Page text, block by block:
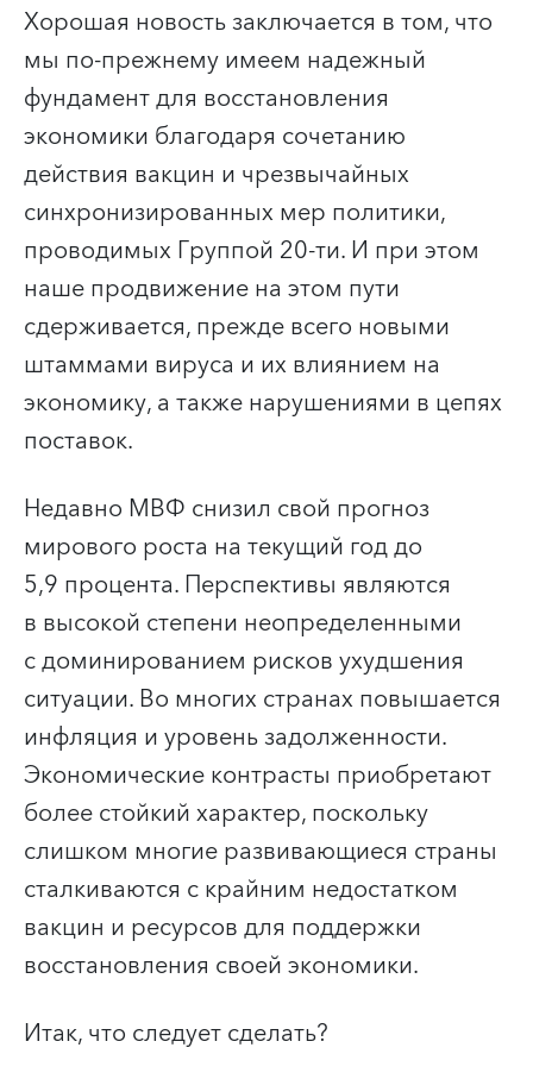
Хорошая новость заключается в том, что
мы по-прежнему имеем надежный
фундамент для восстановления
экономики благодаря сочетанию
действия вакцин и чрезвычайных
синхронизированных мер политики,
проводимых Группой 20-ти. И при этом
наше продвижение на этом пути
сдерживается, прежде всего новыми
штаммами вируса и их влиянием на
экономику, а также нарушениями в цепях
поставок.
Недавно МВФ снизил свой прогноз
мирового роста на текущий год до
5,9 процента. Перспективы являются
в высокой степени неопределенными
с доминированием рисков ухудшения
ситуации. Во многих странах повышается
инфляция и уровень задолженности.
Экономические контрасты приобретают
более стойкий характер, поскольку
слишком многие развивающиеся страны
сталкиваются с крайним недостатком
вакцин и ресурсов для поддержки
восстановления своей экономики.
Итак, что следует сделать?